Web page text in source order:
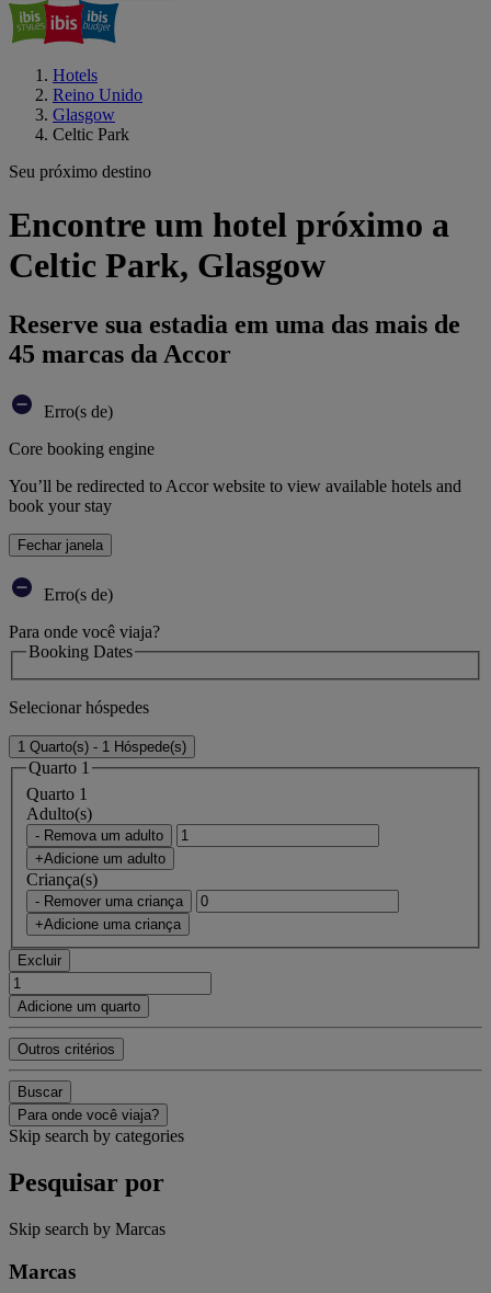
Hotels
Reino Unido
Glasgow
Celtic Park
Seu próximo destino
Encontre um hotel próximo a
Celtic Park, Glasgow
Reserve sua estadia em uma das mais de
45 marcas da Accor
Erro(s de)
Core booking engine
You’ll be redirected to Accor website to view available hotels and
book your stay
Fechar janela
Erro(s de)
Para onde você viaja?
Booking Dates
Selecionar hóspedes
1 Quarto(s) - 1 Hóspede(s)
Quarto 1
Quarto 1
Adulto(s)
- Remova um adulto
+Adicione um adulto
Criança(s)
- Remover uma criança
+Adicione uma criança
Excluir
Adicione um quarto
Outros critérios
Buscar
Para onde você viaja?
Skip search by categories
Pesquisar por
Skip search by Marcas
Marcas